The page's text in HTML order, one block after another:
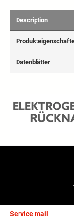
Description
Datenblätter
Service mail